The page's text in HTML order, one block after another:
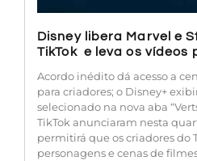
Disney libera Marvel e
TikTok e leva os vídeos
Acordo inédito dá acesso a
para criadores; o Disney+
selecionado na nova aba
TikTok anunciaram nesta
permitirá que os criadores do
personagens e cenas de